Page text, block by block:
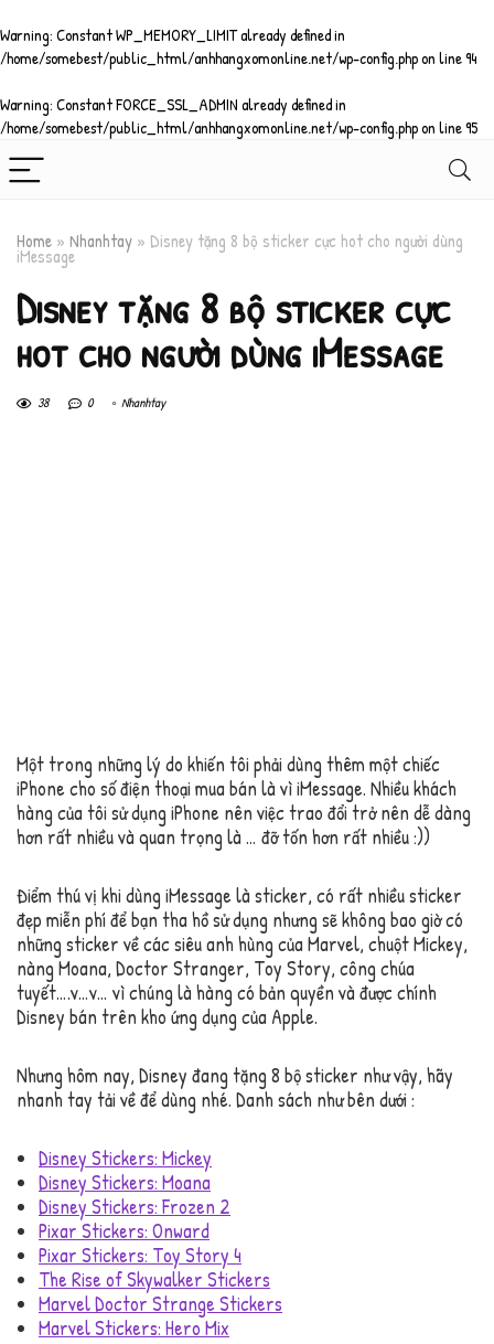
Warning: Constant WP_MEMORY_LIMIT already defined in
/home/somebest/public_html/anhhangxomonline.net/wp-config.phpon line94
Warning: Constant FORCE_SSL_ADMIN already defined in
/home/somebest/public_html/anhhangxomonline.net/wp-config.phpon line95
Home » Nhanhtay » Disney tặng 8 bộ sticker cực hot cho người dùng
iMessage
Disney tặng 8 bộ sticker cực
hot cho người dùng iMessage
38 0 Nhanhtay
Một trong những lý do khiến tôi phải dùng thêm một chiếc
iPhone cho số điện thoại mua bán là vì iMessage. Nhiều khách
hàng của tôi sử dụng iPhone nên việc trao đổi trở nên dễ dàng
hơn rất nhiều và quan trọng là … đỡ tốn hơn rất nhiều :))
Điểm thú vị khi dùng iMessage là sticker, có rất nhiều sticker
đẹp miễn phí để bạn tha hồ sử dụng nhưng sẽ không bao giờ có
những sticker về các siêu anh hùng của Marvel, chuột Mickey,
nàng Moana, Doctor Stranger, Toy Story, công chúa
tuyết….v…v… vì chúng là hàng có bản quyền và được chính
Disney bán trên kho ứng dụng của Apple.
Nhưng hôm nay, Disney đang tặng 8 bộ sticker như vậy, hãy
nhanh tay tải về để dùng nhé. Danh sách như bên dưới :
Disney Stickers: Mickey
Disney Stickers: Moana
Disney Stickers: Frozen 2
Pixar Stickers: Onward
Pixar Stickers: Toy Story 4
The Rise of Skywalker Stickers
Marvel Doctor Strange Stickers
Marvel Stickers: Hero Mix